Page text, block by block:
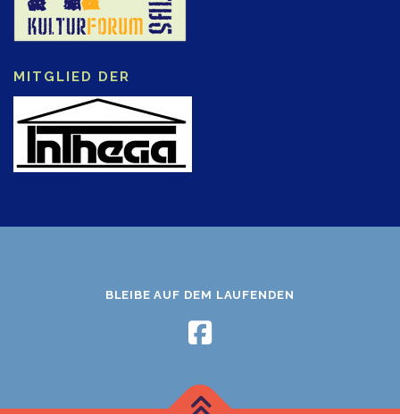
MITGLIED DER
BLEIBE AUF DEM LAUFENDEN